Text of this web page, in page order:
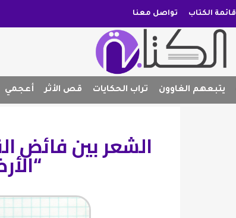
قائمة الكتاب تواصل معنا
يتبعهم الغاوون تراب الحكايات قص الأثر أعجمي
الشعر بين فائض